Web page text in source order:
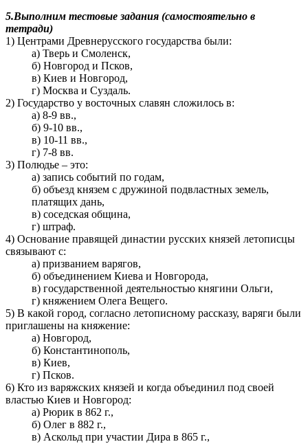
5.Выполним тестовые задания (самостоятельно в
тетради)
1) Центрами Древнерусского государства были:
а) Тверь и Смоленск,
б) Новгород и Псков,
в) Киев и Новгород,
г) Москва и Суздаль.
2) Государство у восточных славян сложилось в:
а) 8-9 вв.,
б) 9-10 вв.,
в) 10-11 вв.,
г) 7-8 вв.
3) Полюдье – это:
а) запись событий по годам,
б) объезд князем с дружиной подвластных земель,
платящих дань,
в) соседская община,
г) штраф.
4) Основание правящей династии русских князей летописцы
связывают с:
а) призванием варягов,
б) объединением Киева и Новгорода,
в) государственной деятельностью княгини Ольги,
г) княжением Олега Вещего.
5) В какой город, согласно летописному рассказу, варяги были
приглашены на княжение:
а) Новгород,
б) Константинополь,
в) Киев,
г) Псков.
6) Кто из варяжских князей и когда объединил под своей
властью Киев и Новгород:
а) Рюрик в 862 г.,
б) Олег в 882 г.,
в) Аскольд при участии Дира в 865 г.,